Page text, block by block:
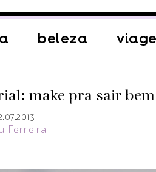
beleza
make pra sair
Ferreira